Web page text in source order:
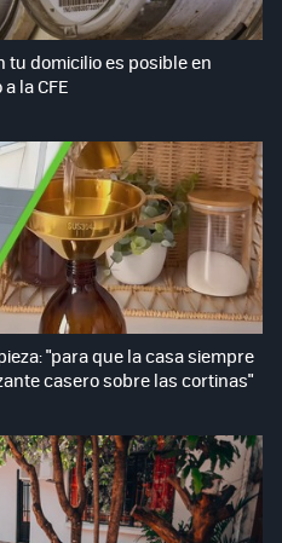
tu domicilio es posible en
la CFE
"para que la casa siempre
casero sobre las cortinas"